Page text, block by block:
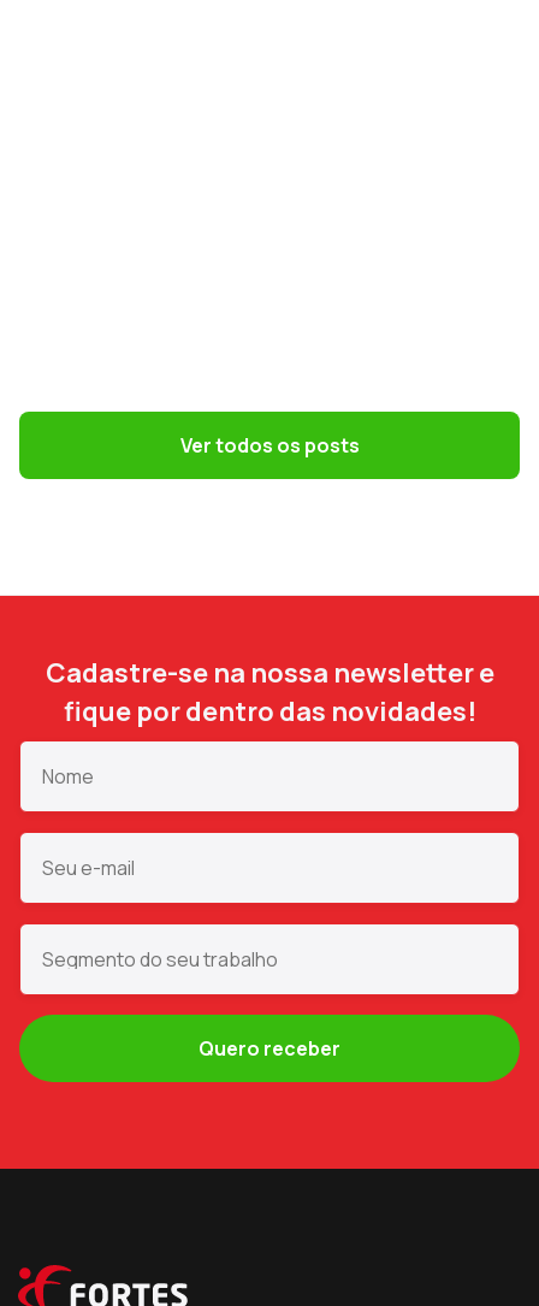
Terceirização: 7 riscos trabalhistas que o
DP precisa evitarVer todos os posts
Cadastre-se na nossa newsletter e
fique por dentro das novidades!